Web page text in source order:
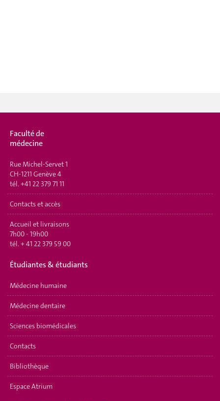
Faculté de
médecine
Rue Michel-Servet 1
CH-1211 Genève 4
tél. +41 22 379 71 11
Contacts et accès
Accueil et livraisons
7h00 - 19h00
tél. + 41 22 379 59 00
Étudiantes & étudiants
Médecine humaine
Médecine dentaire
Sciences biomédicales
Contacts
Bibliothèque
Espace Atrium